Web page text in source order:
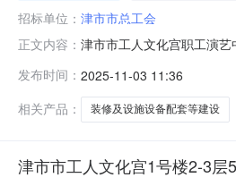
招标单位： 津市市总工会
正文内容： 津市市工人文化宫职工演
市工人文化宫职工演艺中
发布时间： 2025-11-03 11:36
相关产品：
装修及设施设备配套等建设
津市市工人文化宫1号楼2-3层